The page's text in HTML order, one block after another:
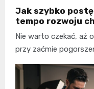
Jak szybko
tempo rozwoju
Nie warto czekać, aż
przy zaćmie